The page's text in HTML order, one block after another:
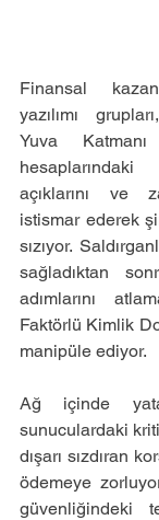
Finansal
yazılımı
Yuva
hesaplarındaki
açıklarını ve
istismar ederek
sızıyor.
sağladıktan
adımlarını
Faktörlü Kimlik
manipüle ediyor.
Ağ içinde
sunuculardaki
dışarı sızdıran
ödemeye
güvenliğindeki